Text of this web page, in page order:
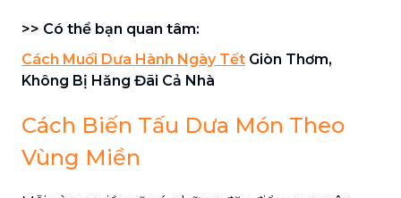
>> Có thể bạn quan tâm:
Cách Muối Dưa Hành Ngày Tết Giòn Thơm,
Không Bị Hăng Đãi Cả Nhà
Cách Biến Tấu Dưa Món Theo
Vùng Miền